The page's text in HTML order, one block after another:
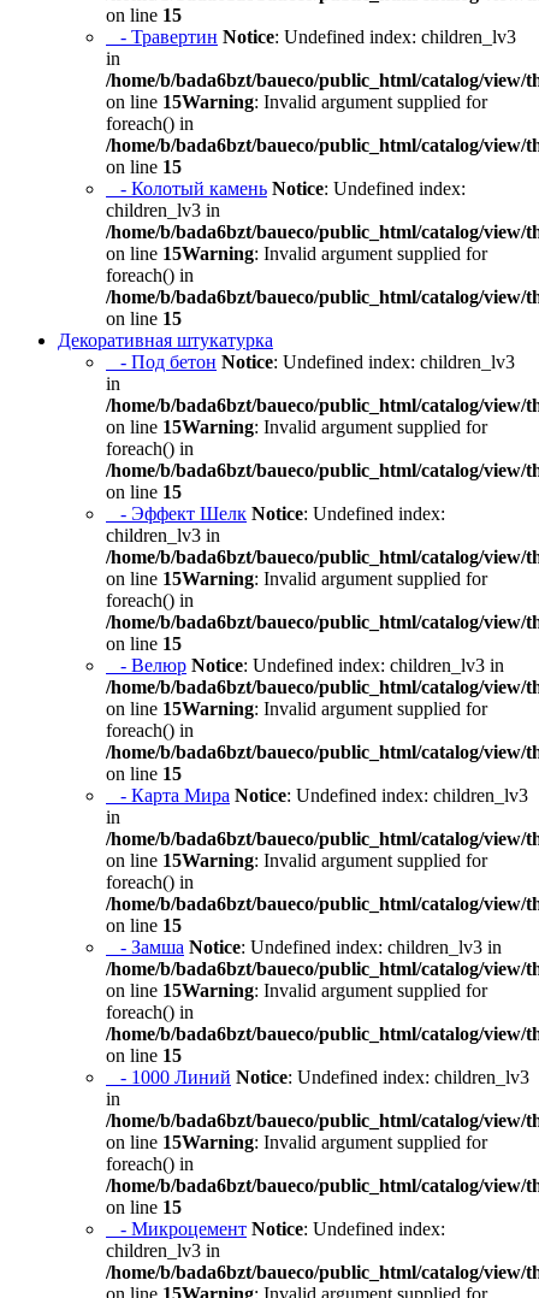
on line 15
- Травертин Notice: Undefined index: children_lv3
in
/home/b/bada6bzt/baueco/public_html/catalog/view/
on line 15Warning: Invalid argument supplied for
foreach() in
/home/b/bada6bzt/baueco/public_html/catalog/view/
on line 15
- Колотый камень Notice: Undefined index:
children_lv3 in
/home/b/bada6bzt/baueco/public_html/catalog/view/
on line 15Warning: Invalid argument supplied for
foreach() in
/home/b/bada6bzt/baueco/public_html/catalog/view/
on line 15
Декоративная штукатурка
- Под бетон Notice: Undefined index: children_lv3
in
/home/b/bada6bzt/baueco/public_html/catalog/view/
on line 15Warning: Invalid argument supplied for
foreach() in
/home/b/bada6bzt/baueco/public_html/catalog/view/
on line 15
- Эффект Шелк Notice: Undefined index:
children_lv3 in
/home/b/bada6bzt/baueco/public_html/catalog/view/
on line 15Warning: Invalid argument supplied for
foreach() in
/home/b/bada6bzt/baueco/public_html/catalog/view/
on line 15
- Велюр Notice: Undefined index: children_lv3 in
/home/b/bada6bzt/baueco/public_html/catalog/view/
on line 15Warning: Invalid argument supplied for
foreach() in
/home/b/bada6bzt/baueco/public_html/catalog/view/
on line 15
- Карта Мира Notice: Undefined index: children_lv3
in
/home/b/bada6bzt/baueco/public_html/catalog/view/
on line 15Warning: Invalid argument supplied for
foreach() in
/home/b/bada6bzt/baueco/public_html/catalog/view/
on line 15
- Замша Notice: Undefined index: children_lv3 in
/home/b/bada6bzt/baueco/public_html/catalog/view/
on line 15Warning: Invalid argument supplied for
foreach() in
/home/b/bada6bzt/baueco/public_html/catalog/view/
on line 15
- 1000 Линий Notice: Undefined index: children_lv3
in
/home/b/bada6bzt/baueco/public_html/catalog/view/
on line 15Warning: Invalid argument supplied for
foreach() in
/home/b/bada6bzt/baueco/public_html/catalog/view/
on line 15
- Микроцемент Notice: Undefined index:
children_lv3 in
/home/b/bada6bzt/baueco/public_html/catalog/view/
on line 15Warning: Invalid argument supplied for